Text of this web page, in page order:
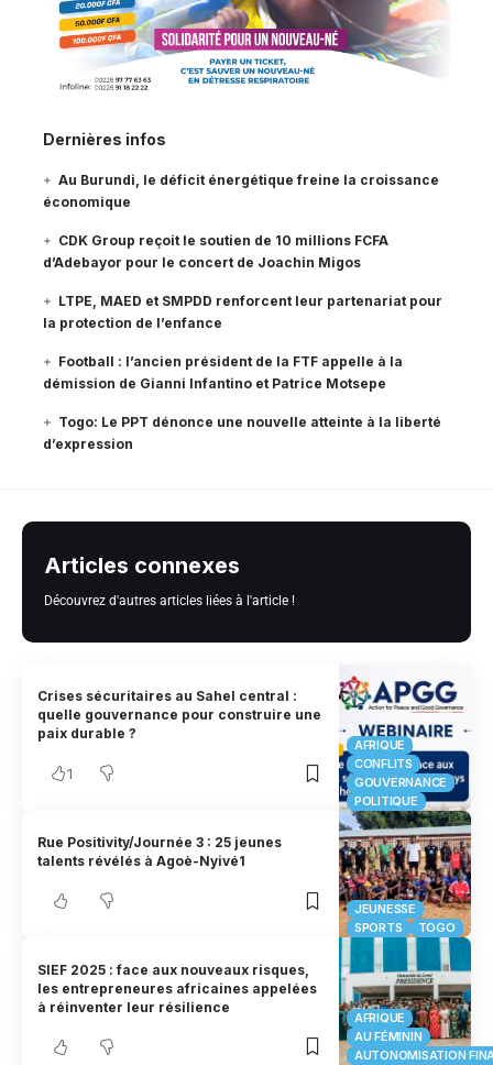
Dernières infos
Au Burundi, le déficit énergétique freine la croissance
économique
CDK Group reçoit le soutien de 10 millions FCFA
d’Adebayor pour le concert de Joachin Migos
LTPE, MAED et SMPDD renforcent leur partenariat pour
la protection de l’enfance
Football : l’ancien président de la FTF appelle à la
démission de Gianni Infantino et Patrice Motsepe
Togo: Le PPT dénonce une nouvelle atteinte à la liberté
d’expression
Articles connexes
Découvrez d'autres articles liées à l'article !
AFRIQUE
CONFLITS
GOUVERNANCE
POLITIQUE
Crises sécuritaires au Sahel central :
quelle gouvernance pour construire une
paix durable ?
1
JEUNESSE
SPORTS
TOGO
Rue Positivity/Journée 3 : 25 jeunes
talents révélés à Agoè-Nyivé1
AFRIQUE
AU FÉMININ
AUTONOMISATION
SIEF 2025 : face aux nouveaux risques,
les entrepreneures africaines appelées
à réinventer leur résilience